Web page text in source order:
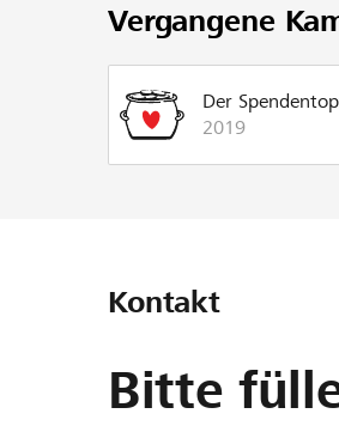
Vergangene
Der
2019
Kontakt
Bitte